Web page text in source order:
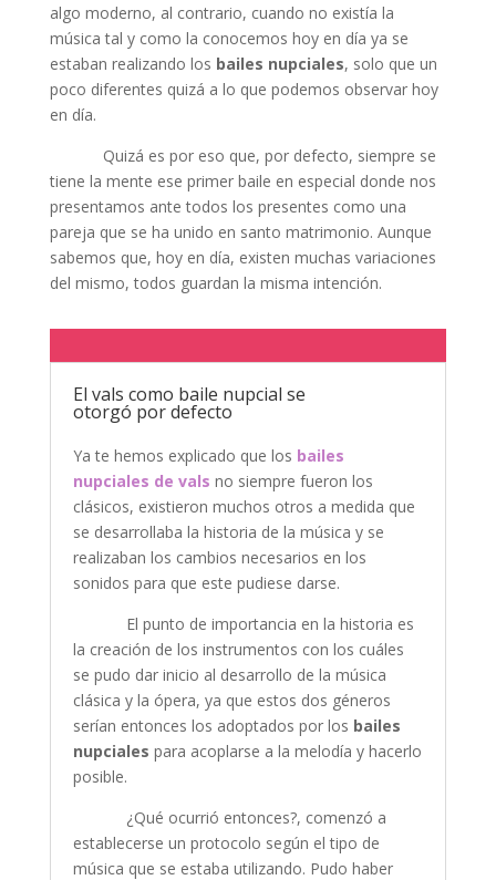
algo moderno, al contrario, cuando no existía la
música tal y como la conocemos hoy en día ya se
estaban realizando los bailes nupciales, solo que un
poco diferentes quizá a lo que podemos observar hoy
en día.
Quizá es por eso que, por defecto, siempre se
tiene la mente ese primer baile en especial donde nos
presentamos ante todos los presentes como una
pareja que se ha unido en santo matrimonio. Aunque
sabemos que, hoy en día, existen muchas variaciones
del mismo, todos guardan la misma intención.
El vals como baile nupcial se
otorgó por defecto
Ya te hemos explicado que los bailes
nupciales de vals no siempre fueron los
clásicos, existieron muchos otros a medida que
se desarrollaba la historia de la música y se
realizaban los cambios necesarios en los
sonidos para que este pudiese darse.
El punto de importancia en la historia es
la creación de los instrumentos con los cuáles
se pudo dar inicio al desarrollo de la música
clásica y la ópera, ya que estos dos géneros
serían entonces los adoptados por los bailes
nupciales para acoplarse a la melodía y hacerlo
posible.
¿Qué ocurrió entonces?, comenzó a
establecerse un protocolo según el tipo de
música que se estaba utilizando. Pudo haber